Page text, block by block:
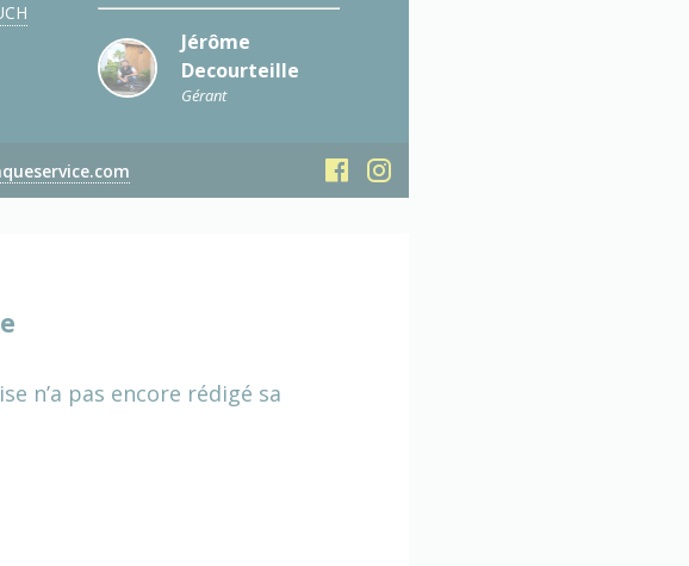
Jérôme
Decourteille
Gérant
n’a pas encore rédigé sa